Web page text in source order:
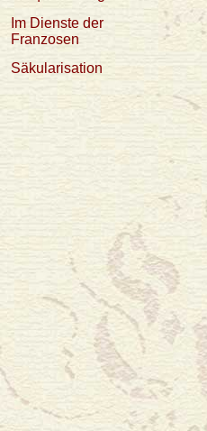
Im Dienste der
Franzosen
Säkularisation